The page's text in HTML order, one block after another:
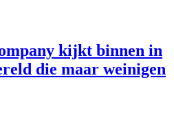
kijkt binnen in
die maar weinigen